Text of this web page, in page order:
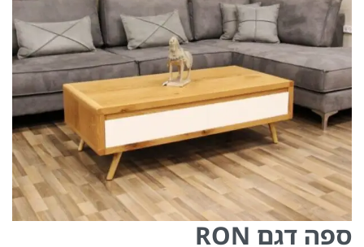
ספה דגם RON